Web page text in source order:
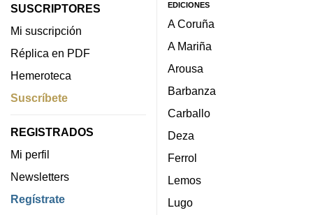
SUSCRIPTORES
Mi suscripción
Réplica en PDF
Hemeroteca
Suscríbete
REGISTRADOS
Mi perfil
Newsletters
Regístrate
EDICIONES
A Coruña
A Mariña
Arousa
Barbanza
Carballo
Deza
Ferrol
Lemos
Lugo